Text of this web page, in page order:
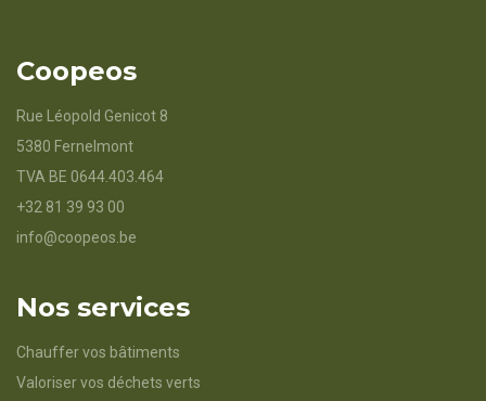
Coopeos
Rue Léopold Genicot 8
5380 Fernelmont
TVA BE 0644.403.464
+32 81 39 93 00
info@coopeos.be
Nos services
Chauffer vos bâtiments
Valoriser vos déchets verts